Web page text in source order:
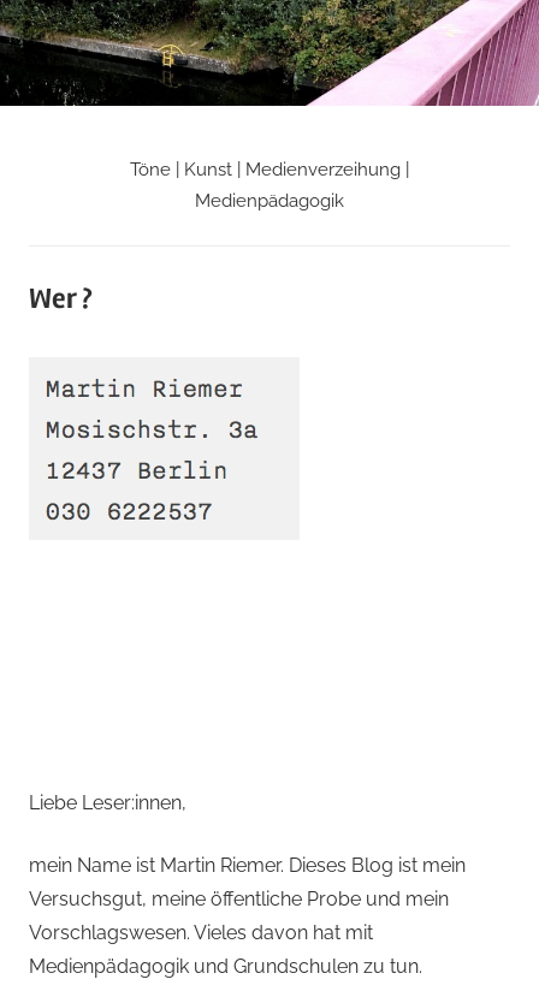
Zum
Inhalt
springen
Martin
Blog
Töne | Kunst | Medienverzeihung |
Medienpädagogik
Wer ?
Liebe Leser:innen,
mein Name ist Martin Riemer. Dieses Blog ist mein
Versuchsgut, meine öffentliche Probe und mein
Vorschlagswesen. Vieles davon hat mit
Medienpädagogik und Grundschulen zu tun.